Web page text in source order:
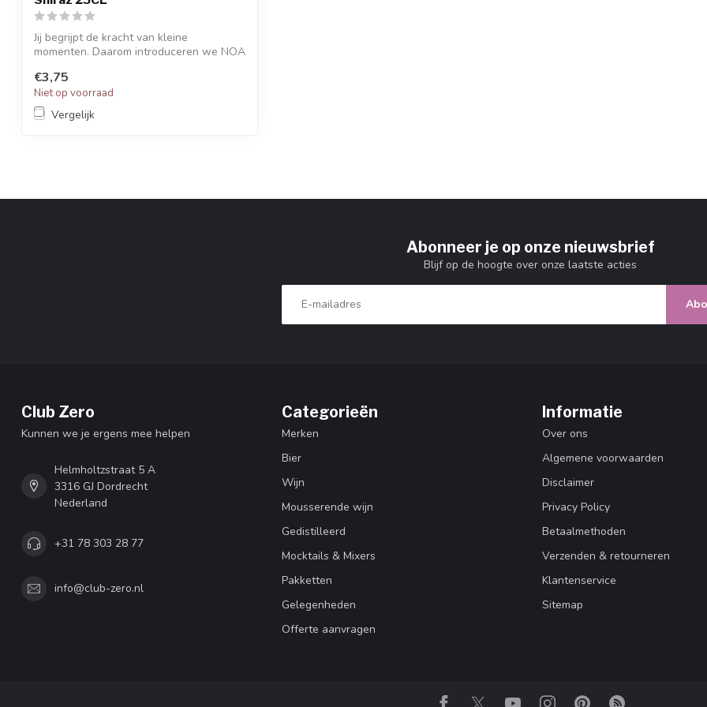
Jij begrijpt de kracht van kleine
momenten. Daarom introduceren we NOA
€3,75
Niet op voorraad
Vergelijk
Abonneer je op onze nieuwsbrief
Blijf op de hoogte over onze laatste acties
Club Zero
Kunnen we je ergens mee helpen
Helmholtzstraat 5 A
3316 GJ Dordrecht
Nederland
+31 78 303 28 77
info@club-zero.nl
Categorieën
Merken
Bier
Wijn
Mousserende wijn
Gedistilleerd
Mocktails & Mixers
Pakketten
Gelegenheden
Offerte aanvragen
Informatie
Over ons
Algemene voorwaarden
Disclaimer
Privacy Policy
Betaalmethoden
Verzenden & retourneren
Klantenservice
Sitemap